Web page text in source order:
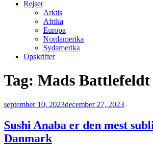
Rejser
Arktis
Afrika
Europa
Nordamerika
Sydamerika
Opskrifter
Tag: Mads Battlefeldt
Udgivet
september 10, 2023december 27, 2023
Sushi Anaba er den mest
Danmark